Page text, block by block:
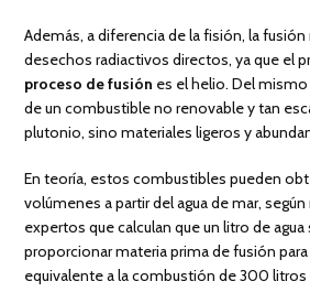
Además, a diferencia de la fisión, la
desechos radiactivos directos, ya que el
proceso de fusión es el helio. Del
de un combustible no renovable y tan
plutonio, sino materiales ligeros y
En teoría, estos combustibles pueden
volúmenes a partir del agua de mar,
expertos que calculan que un litro de
proporcionar materia prima de fusión
equivalente a la combustión de 300